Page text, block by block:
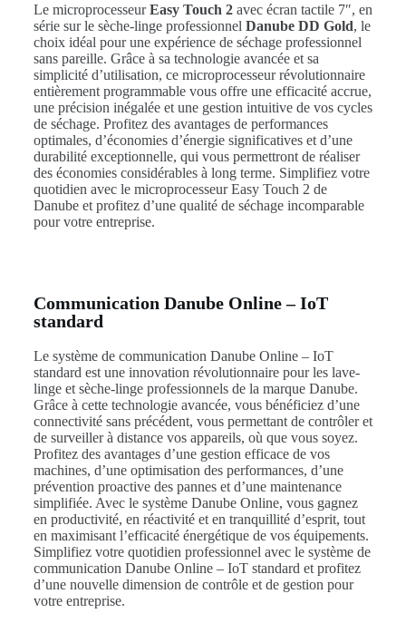
Le microprocesseurEasy Touch 2avec écran tactile 7″, en
série sur le sèche-linge professionnel Danube DD Gold, le
choix idéal pour une expérience de séchage professionnel
sans pareille. Grâce à sa technologie avancée et sa
simplicité d’utilisation, ce microprocesseur révolutionnaire
entièrement programmable vous offre une efficacité accrue,
une précision inégalée et une gestion intuitive de vos cycles
de séchage. Profitez des avantages de performances
optimales, d’économies d’énergie significatives et d’une
durabilité exceptionnelle, qui vous permettront de réaliser
des économies considérables à long terme. Simplifiez votre
quotidien avec le microprocesseur Easy Touch 2 de
Danube et profitez d’une qualité de séchage incomparable
pour votre entreprise.
Communication Danube Online – IoT
standard
Le système de communication Danube Online – IoT
standard est une innovation révolutionnaire pour les lave-
linge et sèche-linge professionnels de la marque Danube.
Grâce à cette technologie avancée, vous bénéficiez d’une
connectivité sans précédent, vous permettant de contrôler et
de surveiller à distance vos appareils, où que vous soyez.
Profitez des avantages d’une gestion efficace de vos
machines, d’une optimisation des performances, d’une
prévention proactive des pannes et d’une maintenance
simplifiée. Avec le système Danube Online, vous gagnez
en productivité, en réactivité et en tranquillité d’esprit, tout
en maximisant l’efficacité énergétique de vos équipements.
Simplifiez votre quotidien professionnel avec le système de
communication Danube Online – IoT standard et profitez
d’une nouvelle dimension de contrôle et de gestion pour
votre entreprise.